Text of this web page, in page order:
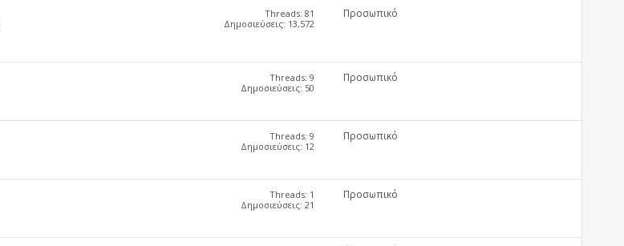
Threads: 81
Δημοσιεύσεις: 13,572
Προσωπικό
Threads: 9
Δημοσιεύσεις: 50
Προσωπικό
Threads: 9
Δημοσιεύσεις: 12
Προσωπικό
Threads: 1
Δημοσιεύσεις: 21
Προσωπικό